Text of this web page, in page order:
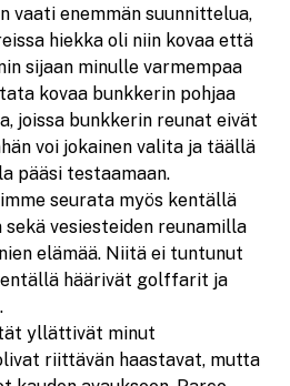
vaati enemmän suunnittelua,
hiekka oli niin kovaa että
sijaan minulle varmempaa
kovaa bunkkerin pohjaa
joissa bunkkerin reunat eivät
voi jokainen valita ja täällä
pääsi testaamaan.
seurata myös kentällä
vesiesteiden reunamilla
elämää. Niitä ei tuntunut
häärivät golffarit ja
yllättivät minut
riittävän haastavat, mutta